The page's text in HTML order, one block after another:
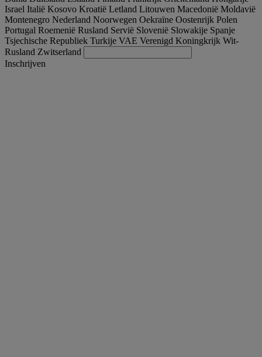
Israel Italië Kosovo Kroatië Letland Litouwen Macedonië Moldavië
Montenegro Nederland Noorwegen Oekraïne Oostenrijk Polen
Portugal Roemenië Rusland Servië Slovenië Slowakije Spanje
Tsjechische Republiek Turkije VAE Verenigd Koningkrijk Wit-
Rusland Zwitserland
Inschrijven